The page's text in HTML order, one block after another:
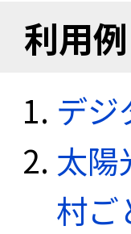
利用例
デジ
太陽
村ご